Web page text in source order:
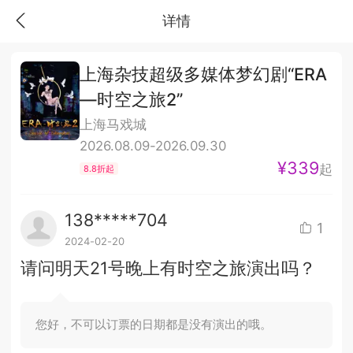
详情
上海杂技超级多媒体梦幻剧“ERA
—时空之旅2”
上海马戏城
2026.08.09-2026.09.30
8.8折起 ¥339起
138*****704
2024-02-20
1
请问明天21号晚上有时空之旅演出吗？
您好，不可以订票的日期都是没有演出的哦。